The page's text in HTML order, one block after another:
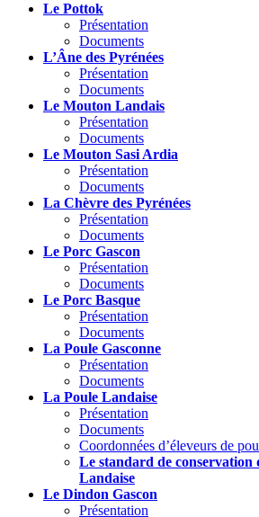
Le Pottok
Présentation
Documents
L’Âne des Pyrénées
Présentation
Documents
Le Mouton Landais
Présentation
Documents
Le Mouton Sasi Ardia
Présentation
Documents
La Chèvre des Pyrénées
Présentation
Documents
Le Porc Gascon
Présentation
Documents
Le Porc Basque
Présentation
Documents
La Poule Gasconne
Présentation
Documents
La Poule Landaise
Présentation
Documents
Coordonnées d’éleveurs de
Le standard de conservation
Landaise
Le Dindon Gascon
Présentation